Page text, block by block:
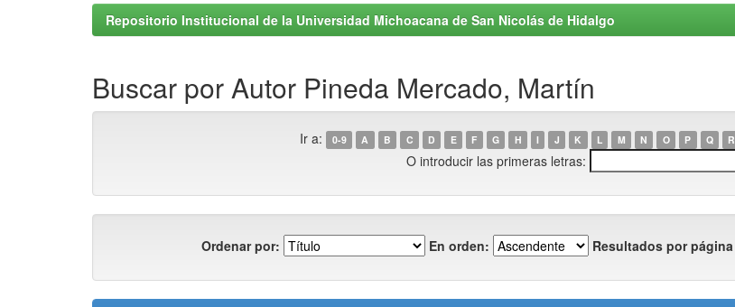
Repositorio Institucional de la Universidad Michoacana de San Nicolás de Hidalgo
Buscar por Autor Pineda Mercado, Martín
Ir a: 0-9 A B C D E F G H I J K L M N O P Q R
O introducir las primeras letras:
Ordenar por: En orden: Resultados por página